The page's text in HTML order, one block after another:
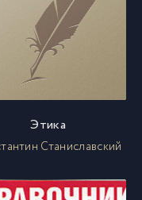
Этика
Станиславский